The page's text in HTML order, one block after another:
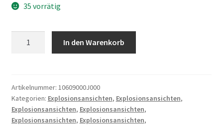
35 vorrätig
In den Warenkorb
Artikelnummer: 10609000J000
Kategorien: Explosionsansichten, Explosionsansichten,
Explosionsansichten, Explosionsansichten,
Explosionsansichten, Explosionsansichten,